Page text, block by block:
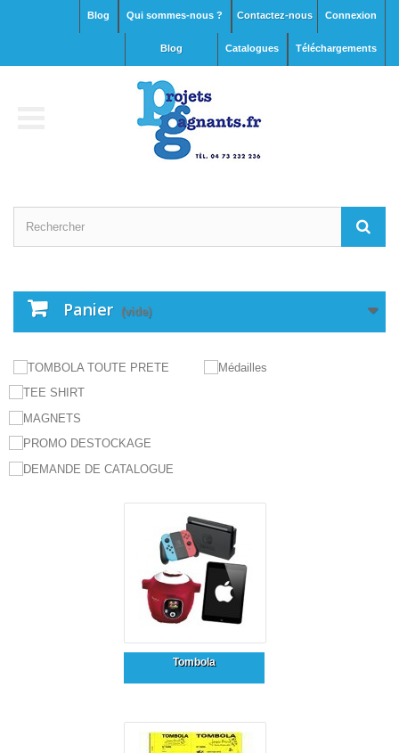
Connexion
Contactez-nous
Qui sommes-nous ?
Blog
Téléchargements
Catalogues
blog
Panier (vide)
Tombola